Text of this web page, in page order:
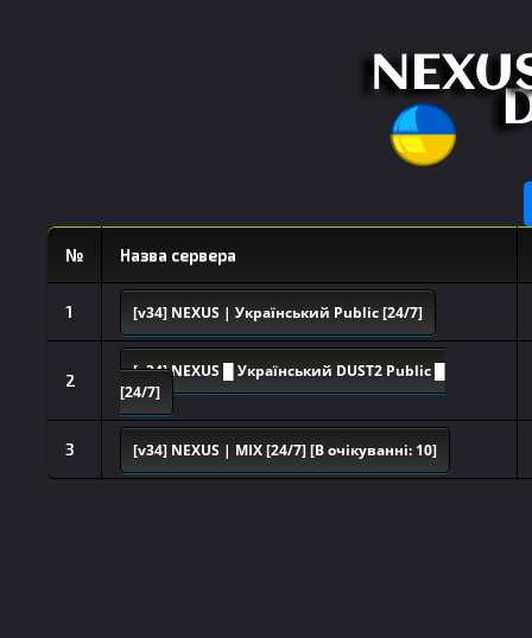
№ Назва сервера
1 [v34] NEXUS | Український Public [24/7]
2
[v34] NEXUS █ Український DUST2 Public █
[24/7]
3 [v34] NEXUS | MIX [24/7] [В очікуванні: 10]